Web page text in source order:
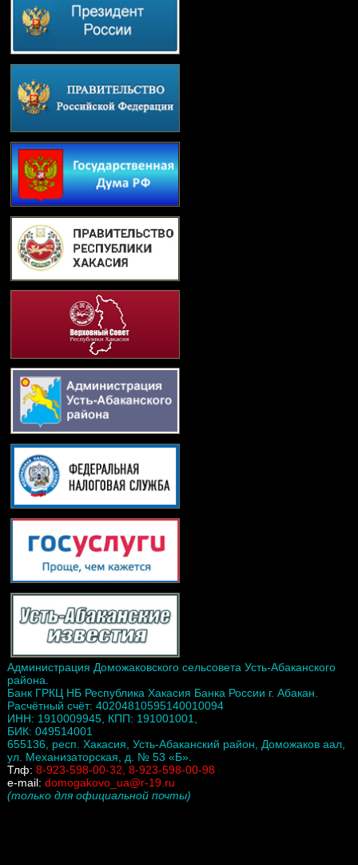
Администрация Доможаковского сельсовета Усть-Абаканского
района.
Банк ГРКЦ НБ Республика Хакасия Банка России г. Абакан.
Расчётный счёт: 40204810595140010094
ИНН: 1910009945, КПП: 191001001,
БИК: 049514001
655136, респ. Хакасия, Усть-Абаканский район, Доможаков аал,
ул. Механизаторская, д. № 53 «Б».
Тлф: 8-923-598-00-32, 8-923-598-00-98
e-mail: domogakovo_ua@r-19.ru
(только для официальной почты)